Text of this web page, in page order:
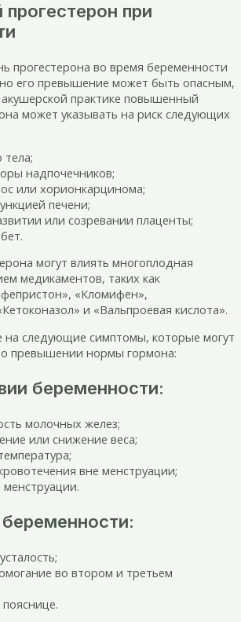
при
прогестерона во время беременности
его превышение может быть опасным,
акушерской практике повышенный
может указывать на риск следующих
тела;
надпочечников;
или хорионкарцинома;
печени;
или созревании плаценты;
могут влиять многоплодная
медикаментов, таких как
«Кломифен»,
и «Вальпроевая кислота».
на следующие симптомы, которые могут
о превышении нормы гормона:
беременности:
молочных желез;
или снижение веса;
вне менструации;
во втором и третьем